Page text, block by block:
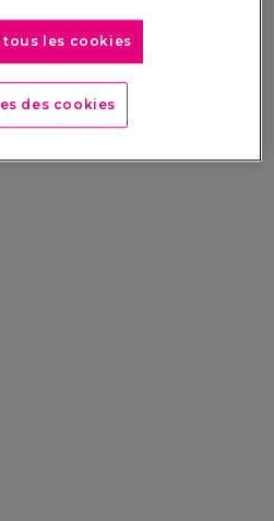
les cookies
des cookies